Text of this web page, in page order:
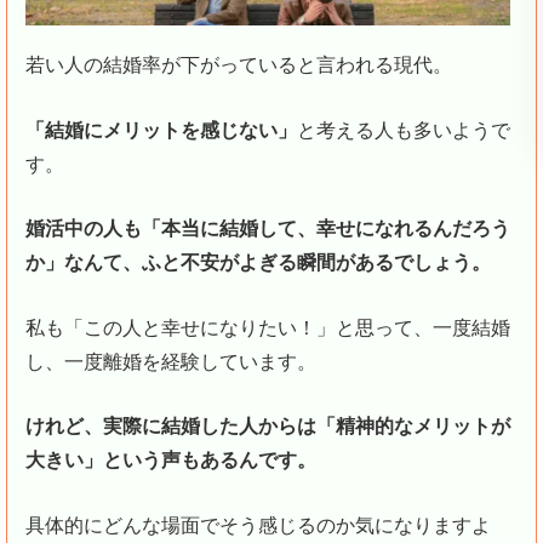
若い人の結婚率が下がっていると言われる現代。
「結婚にメリットを感じない」
と考える人も多いようで
す。
婚活中の人も「本当に結婚して、幸せになれるんだろう
か」なんて、ふと不安がよぎる瞬間があるでしょう。
私も「この人と幸せになりたい！」と思って、一度結婚
し、一度離婚を経験しています。
けれど、実際に結婚した人からは「精神的なメリットが
大きい」という声もあるんです。
具体的にどんな場面でそう感じるのか気になりますよ